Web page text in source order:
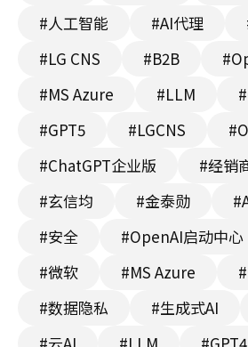
#人工智能
#AI代理
#LG CNS
#B2B
#MS Azure
#LLM
#GPT5
#LGCNS
#ChatGPT企业版
#经销
#玄信均
#金泰勋
#安全
#OpenAI启动中心
#微软
#MS Azure
#数据隐私
#生成式AI